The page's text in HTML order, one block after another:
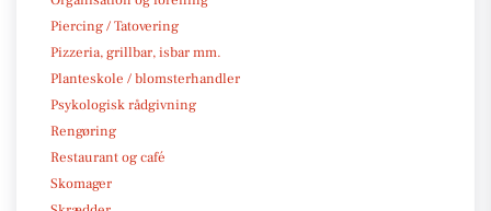
Piercing / Tatovering
Pizzeria, grillbar, isbar mm.
Planteskole / blomsterhandler
Psykologisk rådgivning
Rengøring
Restaurant og café
Skomager